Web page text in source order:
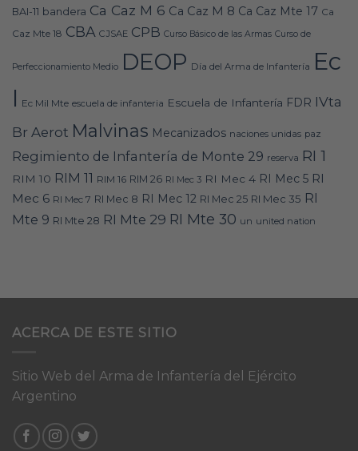
BAI-11 bandera Ca Caz M 6 Ca Caz M 8 Ca Caz Mte 17 Ca
Caz Mte 18 CBA CJSAE CPB Curso Básico de las Armas Curso de
Perfeccionamiento Medio DEOP Día del Arma de Infantería Ec
I Ec Mil Mte escuela de infanteria Escuela de Infantería FDR IVta
Br Aerot Malvinas Mecanizados naciones unidas paz
Regimiento de Infantería de Monte 29 reserva RI 1
RIM 10 RIM 11 RIM 16 RIM 26 RI Mec 3 RI Mec 4 RI Mec 5 RI
Mec 6 RI Mec 7 RI Mec 8 RI Mec 12 RI Mec 25 RI Mec 35 RI
Mte 9 RI Mte 28 RI Mte 29 RI Mte 30 un united nation
ACERCA DE ESTE SITIO
Sitio Web del Arma de Infantería del Ejército
Argentino